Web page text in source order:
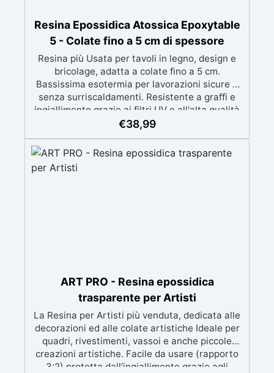
Resina Epossidica Atossica Epoxytable
5 - Colate fino a 5 cm di spessore
Resina più Usata per tavoli in legno, design e
bricolage, adatta a colate fino a 5 cm.
Bassissima esotermia per lavorazioni sicure e
senza surriscaldamenti. Resistente a graffi e
ingiallimento grazie ai filtri UV e all'alta qualità
meccanica. Bassa viscosità per eliminare bolle
BPA/VOC free e certificata per il contatto
prolungato con la pelle.
€38,99
ART PRO - Resina epossidica
trasparente per Artisti
La Resina per Artisti più venduta, dedicata alle
decorazioni ed alle colate artistiche Ideale per
quadri, rivestimenti, vassoi e anche piccole
creazioni artistiche. Facile da usare (rapporto
3:2) protetta dall’ingiallimento grazie agli